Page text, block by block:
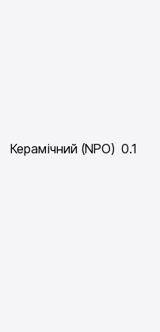
Керамічний (NPO) 0.1